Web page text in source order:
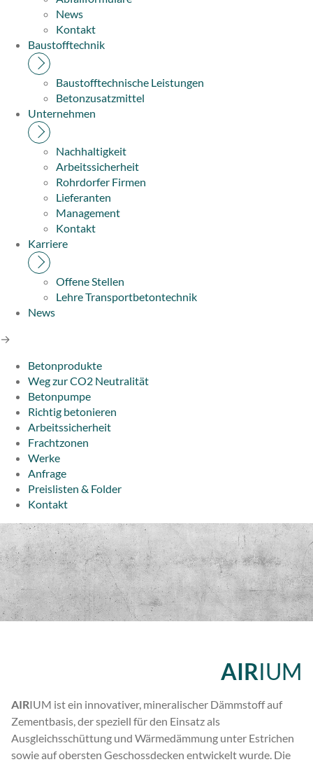
News
Kontakt
Baustofftechnik
Baustofftechnische Leistungen
Betonzusatzmittel
Unternehmen
Nachhaltigkeit
Arbeitssicherheit
Rohrdorfer Firmen
Lieferanten
Management
Kontakt
Karriere
Offene Stellen
Lehre Transportbetontechnik
News
→
Betonprodukte
Weg zur CO2 Neutralität
Betonpumpe
Richtig betonieren
Arbeitssicherheit
Frachtzonen
Werke
Anfrage
Preislisten & Folder
Kontakt
AIRIUM
AIRIUM ist ein innovativer, mineralischer Dämmstoff auf
Zementbasis, der speziell für den Einsatz als
Ausgleichsschüttung und Wärmedämmung unter Estrichen
sowie auf obersten Geschossdecken entwickelt wurde. Die